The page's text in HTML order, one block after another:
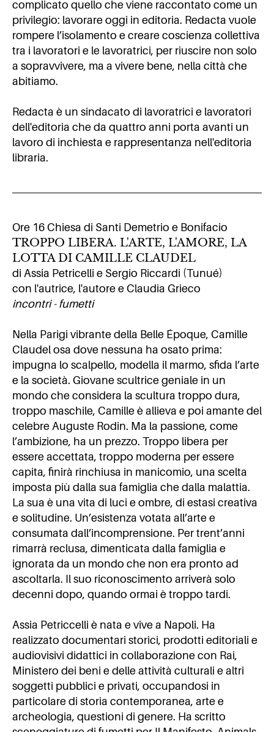
complicato quello che viene raccontato come un
privilegio: lavorare oggi in editoria. Redacta vuole
rompere l’isolamento e creare coscienza collettiva
tra i lavoratori e le lavoratrici, per riuscire non solo
a sopravvivere, ma a vivere bene, nella città che
abitiamo.
Redacta è un sindacato di lavoratrici e lavoratori
dell'editoria che da quattro anni porta avanti un
lavoro di inchiesta e rappresentanza nell'editoria
libraria.
Ore 16 Chiesa di Santi Demetrio e Bonifacio
TROPPO LIBERA. L'ARTE, L'AMORE, LA
LOTTA DI CAMILLE CLAUDEL
di Assia Petricelli e Sergio Riccardi (Tunué)
con l'autrice, l'autore e Claudia Grieco
incontri - fumetti
Nella Parigi vibrante della Belle Époque, Camille
Claudel osa dove nessuna ha osato prima:
impugna lo scalpello, modella il marmo, sfida l’arte
e la società. Giovane scultrice geniale in un
mondo che considera la scultura troppo dura,
troppo maschile, Camille è allieva e poi amante del
celebre Auguste Rodin. Ma la passione, come
l’ambizione, ha un prezzo. Troppo libera per
essere accettata, troppo moderna per essere
capita, finirà rinchiusa in manicomio, una scelta
imposta più dalla sua famiglia che dalla malattia.
La sua è una vita di luci e ombre, di estasi creativa
e solitudine. Un’esistenza votata all’arte e
consumata dall’incomprensione. Per trent’anni
rimarrà reclusa, dimenticata dalla famiglia e
ignorata da un mondo che non era pronto ad
ascoltarla. Il suo riconoscimento arriverà solo
decenni dopo, quando ormai è troppo tardi.
Assia Petriccelli è nata e vive a Napoli. Ha
realizzato documentari storici, prodotti editoriali e
audiovisivi didattici in collaborazione con Rai,
Ministero dei beni e delle attività culturali e altri
soggetti pubblici e privati, occupandosi in
particolare di storia contemporanea, arte e
archeologia, questioni di genere. Ha scritto